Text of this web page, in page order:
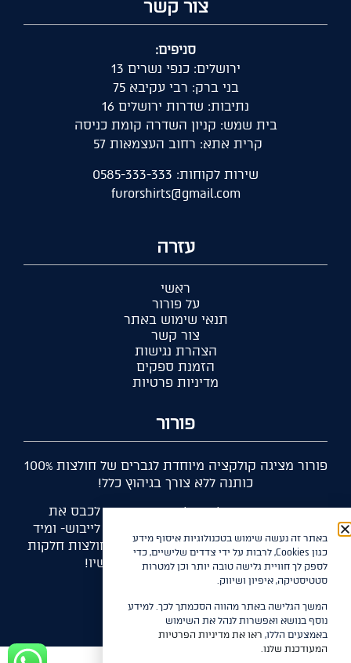
פורור
פורור מציגה קולקציה מיוחדת לגברים של חולצות 100%
כותנה ללא צורך בגיהוץ כלל!
הפיתוח הטכנולוגי של פורור מאפשר לכבס את
החולצות במכונת כביסה ביתית, לתלות לייבוש- ומיד
ללבוש, ללא צורך בגיהוץ. תוכלו להנות מחולצות חלקות
ויפות הנראות כאילו גוהצו עכשיו!
עזרה
ראשי
על פורור
תנאי שימוש באתר
צור קשר
הצהרת נגישות
הזמנת ספקים
מדיניות פרטיות
צור קשר
סניפים:
ירושלים: כנפי נשרים 13
בני ברק: רבי עקיבא 75
נתיבות: שדרות ירושלים 16
בית שמש: קניון השדרה קומת כניסה
קרית אתא: רחוב העצמאות 57
שירות לקוחות: 0585-333-333
furorshirts@gmail.com
באתר זה נעשה שימוש בטכנולוגיות איסוף מידע
כגון Cookies, לרבות על ידי צדדים שלישיים, כדי
לספק לך חוויית גלישה טובה יותר וכן למטרות
סטטיסטיקה, איפיון ושיווק.
המשך הגלישה באתר מהווה הסכמתך לכך. למידע
נוסף בנושא ואפשרות לנהל את השימוש
באמצעים הללו, ראו את מדיניות הפרטיות
המעודכנת שלנו.